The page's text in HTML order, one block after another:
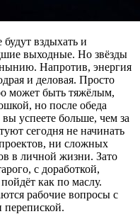
вздыхать и
выходные. Но звёзды
Напротив, энергия
и деловая. Просто
может быть тяжёлым,
но после обеда
успеете больше, чем за
сегодня не начинать
ни сложных
в личной жизни. Зато
с доработкой,
как по маслу.
рабочие вопросы с